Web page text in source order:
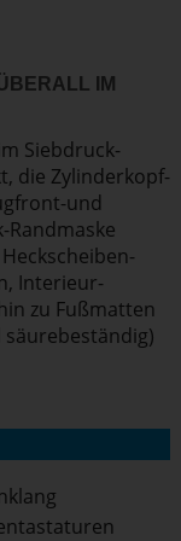
IM
Siebdruck-
die Zylin­der­kopf­
und
, Interieur-
zu Fußmatten